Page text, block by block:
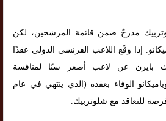
مدرجٌ ضمن قائمة المرشحين، لكن
إذا وقّع اللاعب الفرنسي الدولي عقدًا
بايرن عن لاعب أصغر سنًا لمنافسة
الوفاء بعقده (الذي ينتهي في عام